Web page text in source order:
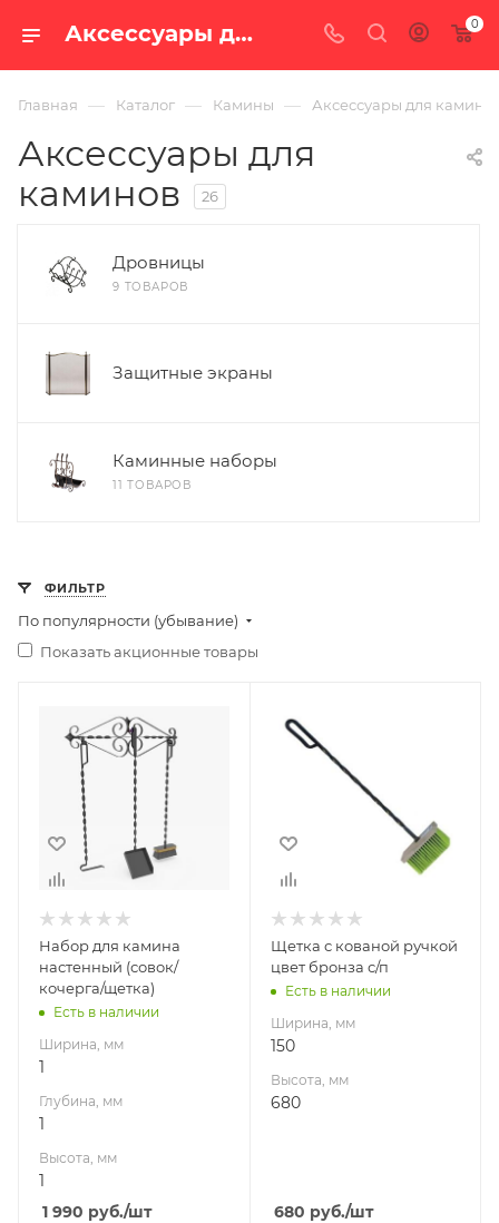
Аксессуары для каминов — купить в Екатеринбурге, цены в интернет-магазине «100 печей.ру» 0
Главная — Каталог — Камины — Аксессуары для
Аксессуары для
каминов
26
Дровницы
9 ТОВАРОВ
Защитные экраны
Каминные наборы
11 ТОВАРОВ
ФИЛЬТР
По популярности (убывание)
Показать акционные товары
Глубина, мм
Высота, мм
Набор для камина
настенный (совок/
кочерга/щетка)
Есть в наличии
Ширина, мм
1
Глубина, мм
1
Высота, мм
1
1 990 руб./шт
150
Высота, мм
Щетка с кованой ручкой
цвет бронза с/п
Есть в наличии
Ширина, мм
150
Высота, мм
680
680 руб./шт